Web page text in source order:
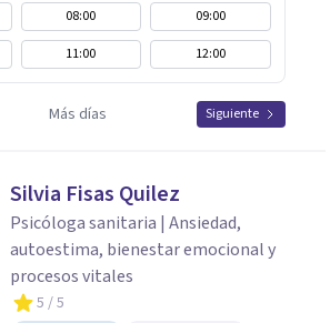
08:00
09:00
11:00 12:00
Más días Siguiente
Silvia Fisas Quilez
Psicóloga sanitaria | Ansiedad,
autoestima, bienestar emocional y
procesos vitales
5 / 5